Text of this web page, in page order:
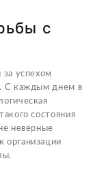
с
за успехом
С каждым днем в
состояния
неверные
организации